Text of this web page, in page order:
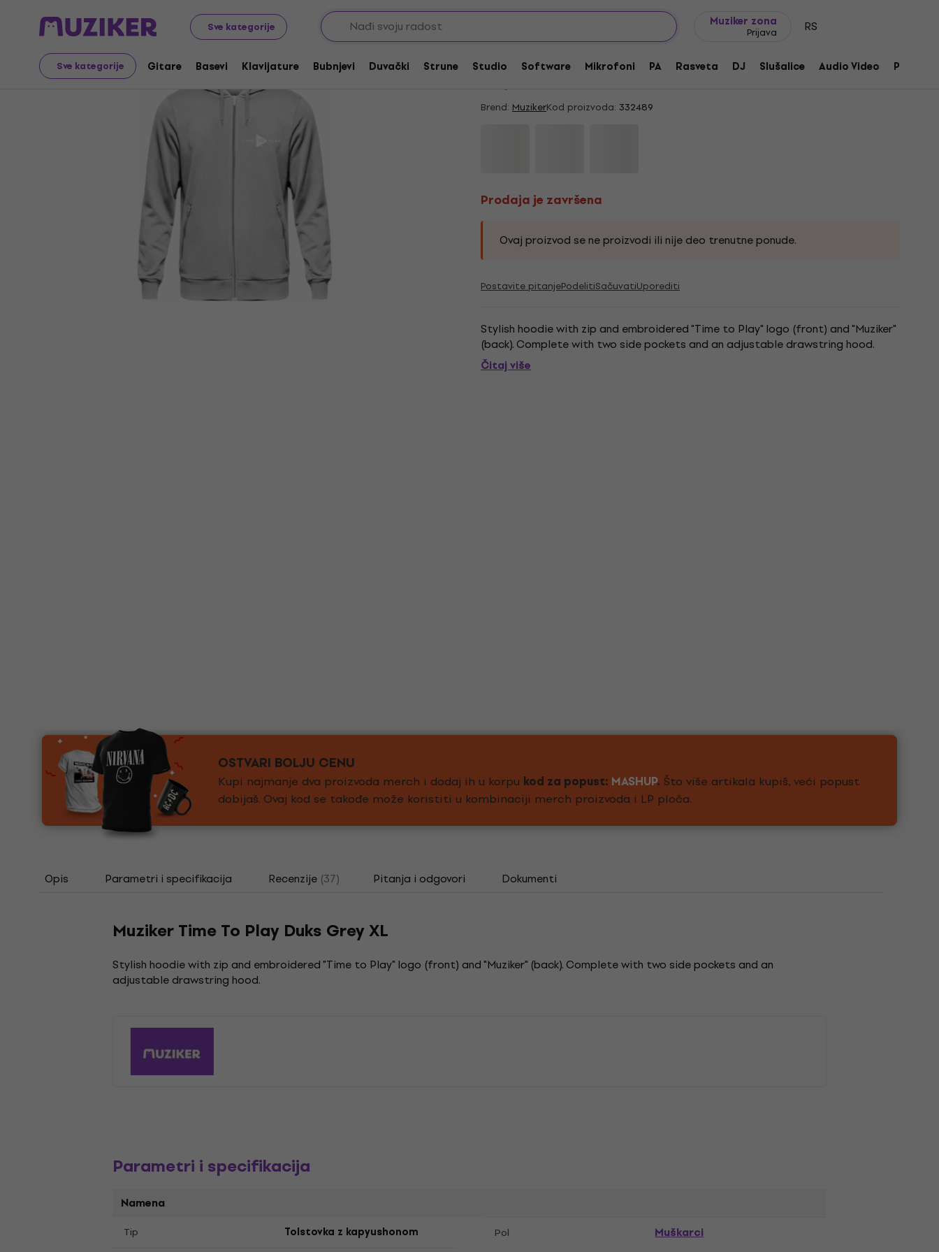
Sve kategorije
Muziker zona
Prijava RS
Sve kategorije Gitare Basevi Klavijature Bubnjevi Duvački Strune Studio Software Mikrofoni PA Rasveta DJ Slušalice Audio Video Pribor
Merch Muziker Merch
Prodaja je završena
Prodaja je završena
Muziker Time To Play Duks Grey XL
Brend: MuzikerKod proizvoda: 332489
Prodaja je završena
Ovaj proizvod se ne proizvodi ili nije deo trenutne ponude.
Postavite pitanjePodelitiSačuvatiUporediti
Stylish hoodie with zip and embroidered "Time to Play" logo (front) and "Muziker"
(back). Complete with two side pockets and an adjustable drawstring hood.
Čitaj više
OSTVARI BOLJU CENU
Kupi najmanje dva proizvoda merch i dodaj ih u korpu kod za popust: MASHUP. Što više artikala kupiš, veći popust
dobijaš. Ovaj kod se takođe može koristiti u kombinaciji merch proizvoda i LP ploča.
Opis Parametri i specifikacija Recenzije (37) Pitanja i odgovori Dokumenti
Muziker Time To Play Duks Grey XL
Stylish hoodie with zip and embroidered "Time to Play" logo (front) and "Muziker" (back). Complete with two side pockets and an
adjustable drawstring hood.
Parametri i specifikacija
Namena
Tip Tolstovka z kapyushonom Pol Muškarci